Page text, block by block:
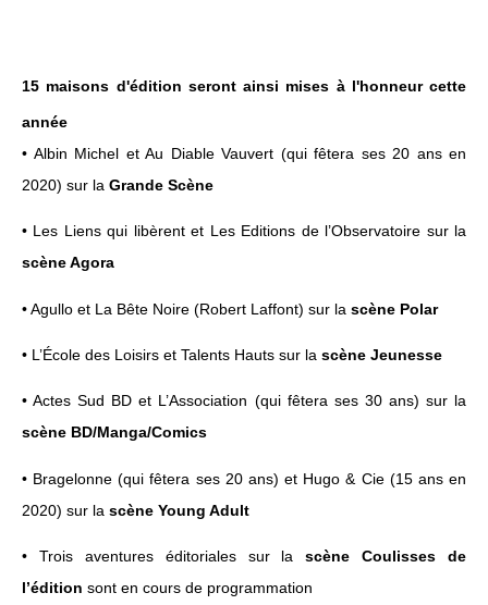
15 maisons d'édition seront ainsi mises à l'honneur cette
année
• Albin Michel et Au Diable Vauvert (qui fêtera ses 20 ans en
2020) sur la Grande Scène
• Les Liens qui libèrent et Les Editions de l’Observatoire sur la
scène Agora
• Agullo et La Bête Noire (Robert Laffont) sur la scène Polar
• L’École des Loisirs et Talents Hauts sur la scène Jeunesse
• Actes Sud BD et L’Association (qui fêtera ses 30 ans) sur la
scène BD/Manga/Comics
• Bragelonne (qui fêtera ses 20 ans) et Hugo & Cie (15 ans en
2020) sur la scène Young Adult
• Trois aventures éditoriales sur lascène Coulisses de
l’édition sont en cours de programmation